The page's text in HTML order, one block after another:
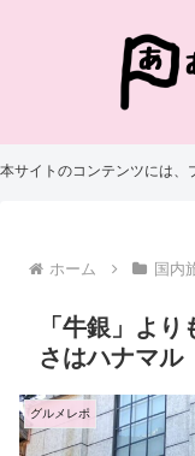
本サイトのコンテンツには、
ホーム 国内
「牛銀」よ
さはハナマル
グルメレポ